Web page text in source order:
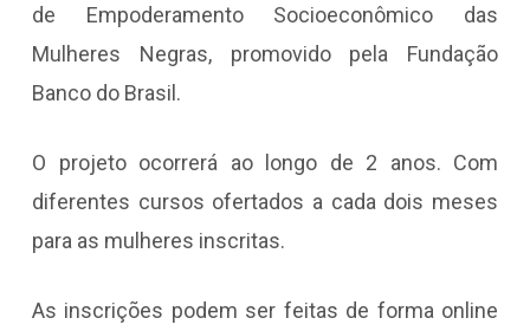
de Empoderamento Socioeconômico das
Mulheres Negras, promovido pela Fundação
Banco do Brasil.
O projeto ocorrerá ao longo de 2 anos. Com
diferentes cursos ofertados a cada dois meses
para as mulheres inscritas.
As inscrições podem ser feitas de forma online